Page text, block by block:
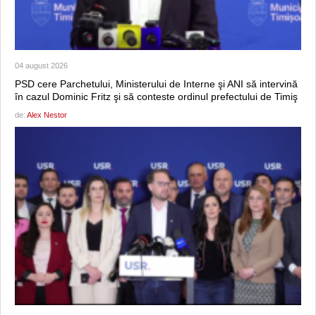
04 august 2026
PSD cere Parchetului, Ministerului de Interne şi ANI să intervină
în cazul Dominic Fritz şi să conteste ordinul prefectului de Timiş
de: Alex Nestor